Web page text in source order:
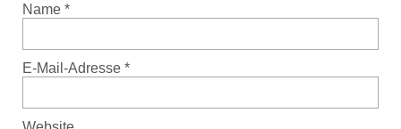
Name *
E-Mail-Adresse *